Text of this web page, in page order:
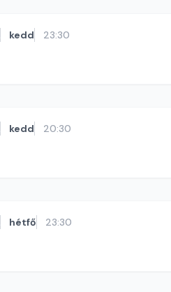
kedd 23:30
kedd 20:30
hétfő 23:30